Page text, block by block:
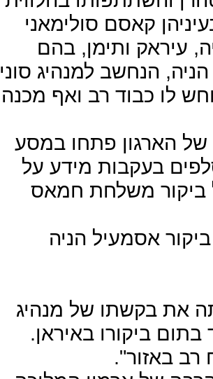
קאסם סולימאני
עיראק ותימן, בהם
הנחשב למנהיג סוני
לו כבוד רב ואף מכנה
של הארגון פתחו במסע
בעקבות מידע על
ביקור משלחת חמאס
אסמעיל הניה
את בקשתו של מנהיג
ביקורו באיראן.
רב באזור".